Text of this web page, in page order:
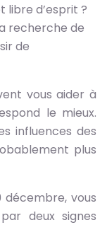
libre d’esprit ?
recherche de
de
vous aider à
le mieux.
influences des
plus
décembre, vous
deux signes